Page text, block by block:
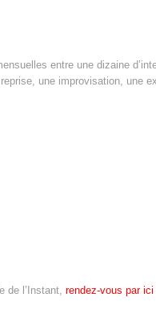
entre une dizaine
une improvisation, une
de l’Instant, rendez-vous par ici